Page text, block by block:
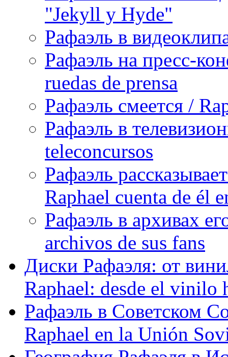
"Jekyll y Hyde"
Рафаэль в
Рафаэль на пресс-
ruedas de prensa
Рафаэль смеется /
Рафаэль в
teleconcursos
Рафаэль
Raphael cuenta de él
Рафаэль в архивах
archivos de sus fans
Диски Рафаэля: от
Raphael: desde el vinilo
Рафаэль в Советском
Raphael en la Unión